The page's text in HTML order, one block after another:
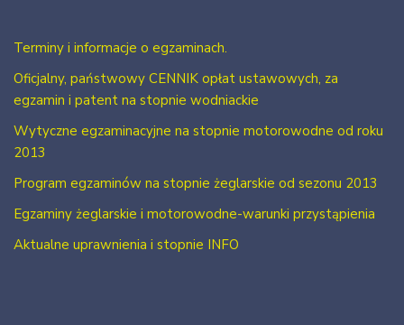
Terminy i informacje o egzaminach.
Oficjalny, państwowy CENNIK opłat ustawowych, za
egzamin i patent na stopnie wodniackie
Wytyczne egzaminacyjne na stopnie motorowodne od roku
2013
Program egzaminów na stopnie żeglarskie od sezonu 2013
Egzaminy żeglarskie i motorowodne-warunki przystąpienia
Aktualne uprawnienia i stopnie INFO